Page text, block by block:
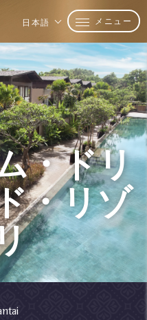
日本語 メニュー
・ドリ
・リゾ